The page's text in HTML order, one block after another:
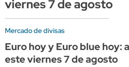
viernes 7 de agosto
Mercado de divisas
Euro hoy y Euro blue hoy:
este viernes 7 de agosto